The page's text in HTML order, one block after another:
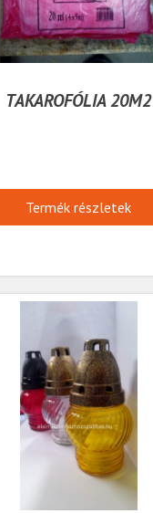
TAKAROFÓLIA 20M2
Termék részletek